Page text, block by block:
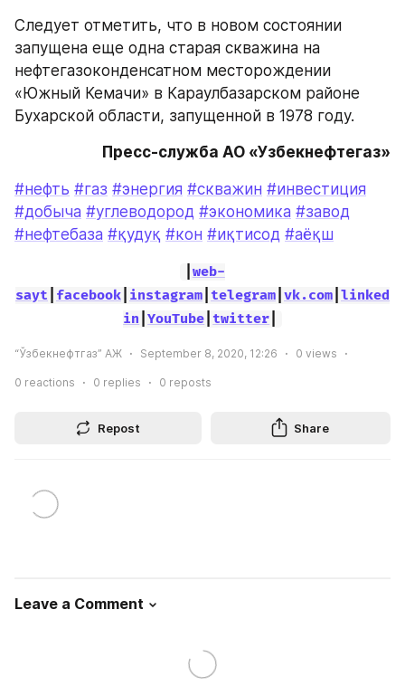
Следует отметить, что в новом состоянии
запущена еще одна старая скважина на
нефтегазоконденсатном месторождении
«Южный Кемачи» в Караулбазарском районе
Бухарской области, запущенной в 1978 году.
Пресс-служба АО «Узбекнефтегаз»
#нефть #газ #энергия #скважин #инвестиция
#добыча #углеводород #экономика #завод
#нефтебаза #қудуқ #кон #иқтисод #аёқш
web-
sayt facebook instagram telegram vk.com linked
in |YouTube twitter
“Ўзбекнефтгаз” АЖ September 8, 2020, 12:26 0 views
0 reactions 0 replies 0 reposts
Repost Share
Leave a Comment